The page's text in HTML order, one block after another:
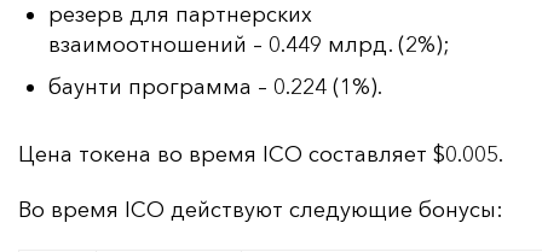
резерв для партнерских
взаимоотношений – 0.449 млрд. (2%);
баунти программа – 0.224 (1%).
Це­на то­ке­на во вре­мя ICO сос­тав­ля­ет $0.005.
Во вре­мя ICO дей­ству­ют сле­ду­ющие бо­ну­сы: